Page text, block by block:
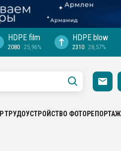
HDPE film
2080 25,96%
HDPE blow
2310 28,57%
ТРУДОУСТРОЙСТВО